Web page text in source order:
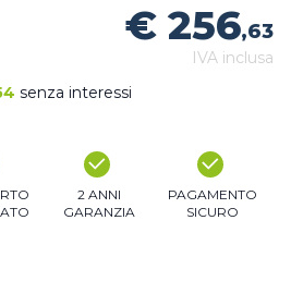
€ 256,63
IVA inclusa
senza interessi
2 ANNI
GARANZIA
PAGAMENTO
SICURO